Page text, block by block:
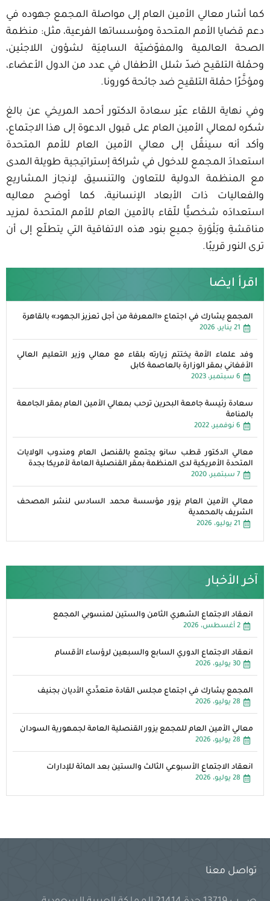
كما أشار معالي الأمين العام إلى مواصلة المجمع جهوده في
دعم قضايا الأمم المتحدة ومؤسساتها الفرعية، مثل: منظمة
الصحة العالمية والمفوّضيّة السامِيَة لشؤون اللاجئين،
وحمْلة التلقيح ضدّ شلل الأطفال في عدد من الدول الأعضاء،
ومؤخَّرًا حمْلة التلقيح ضد جائحة كورونا.
وفي نهاية اللقاء عبّر سعادة الدكتور أحمد المريخي عن بالغ
شكره لمعالي الأمين العام على قبول الدعوة إلى هذا الاجتماع،
وأكد أنه سينقُل إلى معالي الأمين العام للأمم المتحدة
استعدادَ المجمع للدخول في شراكة إستراتيجية طويلة المدى
مع المنظمة الدولية للتعاون والتنسيق لإنجاز المشاريع
والفعاليات ذات الأبعاد الإنسانية، كما أوضح معاليه
استعدادَه شخصيًّا للّقاء بالأمين العام للأمم المتحدة لمزيد
مناقشةِ وبَلْوَرةِ جميع بنود هذه الاتفاقية التي يتطلّع إلى أن
ترى النور قريبًا.
اقرأ ايضا
المجمع يشارك في اجتماع «المعرفة من أجل تعزيز الجهود» بالقاهرة
21 يناير، 2026
وفد علماء الأمة يختتم زيارته بلقاء مع معالي وزير التعليم العالي
الأفغاني بمقر الوزارة بالعاصمة كابل
6 سبتمبر، 2023
سعادة رئيسة جامعة البحرين ترحب بمعالي الأمين العام بمقر الجامعة
بالمنامة
6 نوفمبر، 2022
معالي الدكتور قطب سانو يجتمع بالقنصل العام ومندوب الولايات
المتحدة الأمريكية لدى المنظمة بمقر القنصلية العامة لأمريكا بجدة
7 سبتمبر، 2020
معالي الأمين العام يزور مؤسسة محمد السادس لنشر المصحف
الشريف بالمحمدية
21 يوليو، 2026
آخر الأخبار
انعقاد الاجتماع الشهري الثامن والستين لمنسوبي المجمع
2 أغسطس، 2026
انعقاد الاجتماع الدوري السابع والسبعين لرؤساء الأقسام
30 يوليو، 2026
المجمع يشارك في اجتماع مجلس القادة متعدِّدي الأديان بجنيف
28 يوليو، 2026
معالي الأمين العام للمجمع يزور القنصلية العامة لجمهورية السودان
28 يوليو، 2026
انعقاد الاجتماع الأسبوعي الثالث والستين بعد المائة للإدارات
28 يوليو، 2026
تواصل معنا